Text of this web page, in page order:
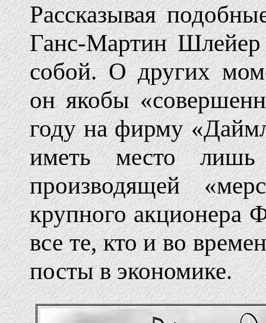
Рассказывая
Ганс-Мартин Шлейер
собой. О других
он якобы
году на фирму
иметь место
производящей
крупного акционера
все те, кто и во
посты в экономике.